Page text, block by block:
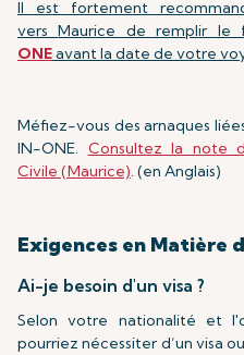
Il est fortement
vers Maurice de remplir le
ONEavant la date de votre
Méfiez-vous des arnaques
IN-ONE. Consultez la note
Civile (Maurice). (en Anglais)
Exigences en Matière
Ai-je besoin d'un visa ?
Selon votre nationalité et
pourriez nécessiter d’un visa